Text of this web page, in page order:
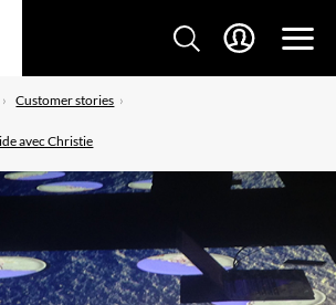
Customer stories
avec Christie